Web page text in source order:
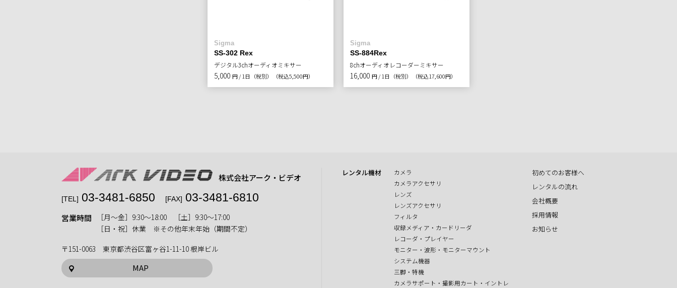
Sigma
SS-302 Rex
デジタル3chオーディオミキサー
5,000 円 / 1日（税別） （税込5,500円）
Sigma
SS-884Rex
8chオーディオレコーダーミキサー
16,000 円 / 1日（税別） （税込17,600円）
株式会社アーク・ビデオ
[TEL] 03-3481-6850 [FAX] 03-3481-6810
営業時間
［月〜金］9:30〜18:00 ［土］9:30〜17:00
［日・祝］休業 ※その他年末年始（期間不定）
〒151-0063 東京都渋谷区富ヶ谷1-11-10 根岸ビル
MAP
レンタル機材
カメラ
カメラアクセサリ
レンズ
レンズアクセサリ
フィルタ
収録メディア・カードリーダ
レコーダ・プレイヤー
モニター・波形・モニターマウント
システム機器
三脚・特機
カメラサポート・撮影用カート・イントレ
初めてのお客様へ
レンタルの流れ
会社概要
採用情報
お知らせ